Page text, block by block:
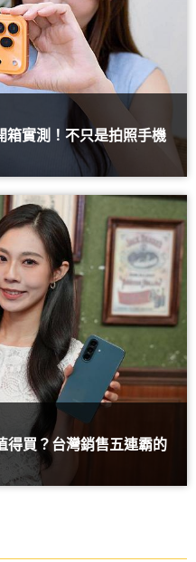
實測！不只是拍照手機
買？台灣銷售五連霸的